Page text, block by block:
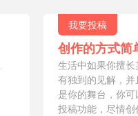
我要投稿
创作的方式简
生活中如果你擅
有独到的见解，
是你的舞台，你
投稿功能，尽情创